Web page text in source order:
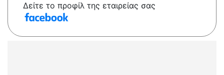
Δείτε το προφίλ της εταιρείας σας